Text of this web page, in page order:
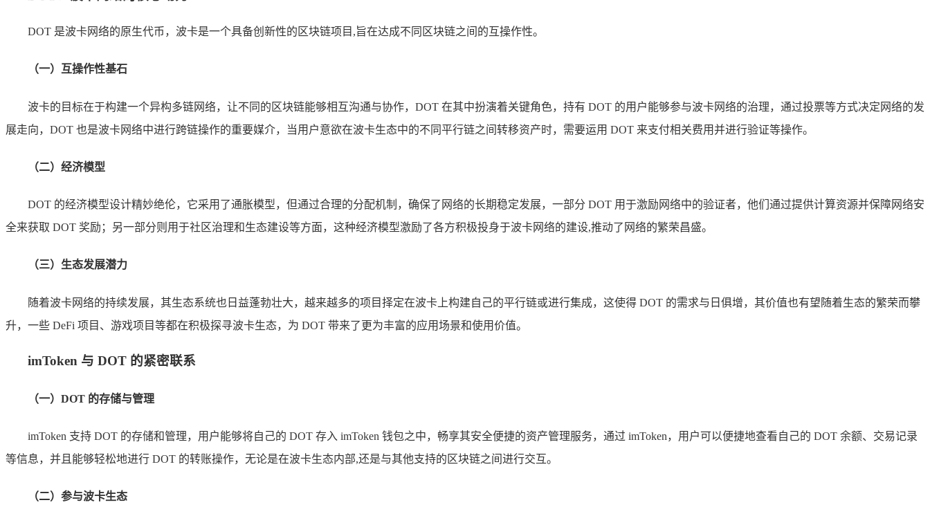
DOT 是波卡网络的原生代币，波卡是一个具备创新性的区块链项目,旨在达成不同区块链之间的互操作性。
（一）互操作性基石
波卡的目标在于构建一个异构多链网络，让不同的区块链能够相互沟通与协作，DOT 在其中扮演着关键角色，持有 DOT 的用户能够参与波卡网络的治理，通过投票等方式决定网络的发
展走向，DOT 也是波卡网络中进行跨链操作的重要媒介，当用户意欲在波卡生态中的不同平行链之间转移资产时，需要运用 DOT 来支付相关费用并进行验证等操作。
（二）经济模型
DOT 的经济模型设计精妙绝伦，它采用了通胀模型，但通过合理的分配机制，确保了网络的长期稳定发展，一部分 DOT 用于激励网络中的验证者，他们通过提供计算资源并保障网络安
全来获取 DOT 奖励；另一部分则用于社区治理和生态建设等方面，这种经济模型激励了各方积极投身于波卡网络的建设,推动了网络的繁荣昌盛。
（三）生态发展潜力
随着波卡网络的持续发展，其生态系统也日益蓬勃壮大，越来越多的项目择定在波卡上构建自己的平行链或进行集成，这使得 DOT 的需求与日俱增，其价值也有望随着生态的繁荣而攀
升，一些 DeFi 项目、游戏项目等都在积极探寻波卡生态，为 DOT 带来了更为丰富的应用场景和使用价值。
imToken 与 DOT 的紧密联系
（一）DOT 的存储与管理
imToken 支持 DOT 的存储和管理，用户能够将自己的 DOT 存入 imToken 钱包之中，畅享其安全便捷的资产管理服务，通过 imToken，用户可以便捷地查看自己的 DOT 余额、交易记录
等信息，并且能够轻松地进行 DOT 的转账操作，无论是在波卡生态内部,还是与其他支持的区块链之间进行交互。
（二）参与波卡生态